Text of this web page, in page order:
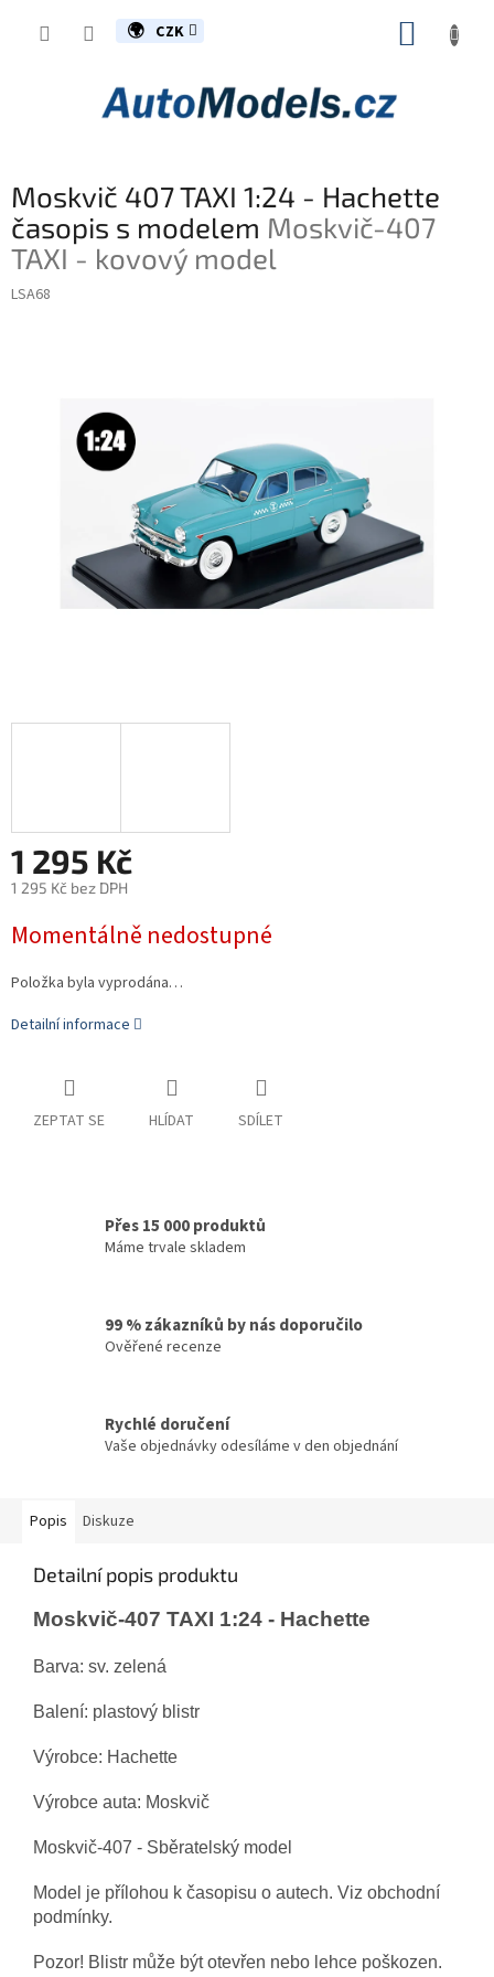
CZK
Moskvič 407 TAXI 1:24 - Hachette
časopis s modelem Moskvič-407
TAXI - kovový model
LSA68
1 295 Kč
1 295 Kč bez DPH
cena:
Momentálně nedostupné
Položka byla vyprodána…
Detailní informace
ZEPTAT SE HLÍDAT SDÍLET
Přes 15 000 produktů
Máme trvale skladem
99 % zákazníků by nás doporučilo
Ověřené recenze
Rychlé doručení
Vaše objednávky odesíláme v den objednání
Popis Diskuze
Detailní popis produktu
Moskvič-407 TAXI 1:24 - Hachette
Barva: sv. zelená
Balení: plastový blistr
Výrobce: Hachette
Výrobce auta: Moskvič
Moskvič-407 - Sběratelský model
Model je přílohou k časopisu o autech. Viz obchodní
podmínky.
Pozor! Blistr může být otevřen nebo lehce poškozen.